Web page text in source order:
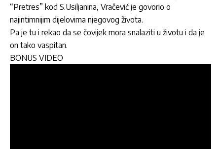
“Pretres” kod S.Usiljanina, Vračević je govorio o
najintimnijim dijelovima njegovog života.
Pa je tu i rekao da se čovijek mora snalaziti u životu i da je
on tako vaspitan.
BONUS VIDEO